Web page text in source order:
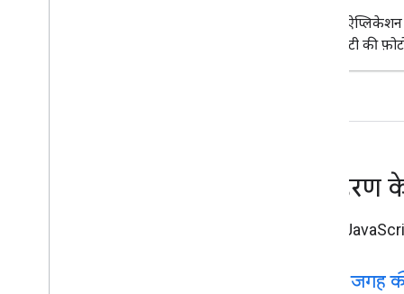
अपने
क्वालिटी की
उदाहरण
Maps
जगह